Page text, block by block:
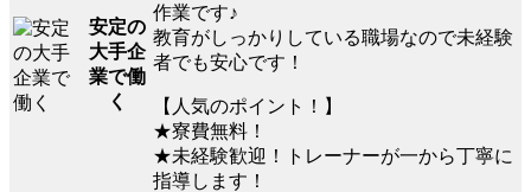
安定の
大手企
業で働
く
作業です♪
教育がしっかりしている職場なので未経験
者でも安心です！
【人気のポイント！】
★寮費無料！
★未経験歓迎！トレーナーが一から丁寧に
指導します！